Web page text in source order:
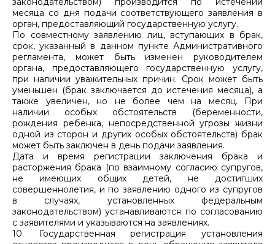
месяца со дня подачи соответствующего заявления в
орган, предоставляющий государственную услугу.
По совместному заявлению лиц, вступающих в брак,
срок, указанный в данном пункте Административного
регламента, может быть изменен руководителем
органа, предоставляющего государственную услугу,
при наличии уважительных причин. Срок может быть
уменьшен (брак заключается до истечения месяца), а
также увеличен, но не более чем на месяц. При
наличии особых обстоятельств (беременности,
рождения ребенка, непосредственной угрозы жизни
одной из сторон и других особых обстоятельств) брак
может быть заключен в день подачи заявления.
Дата и время регистрации заключения брака и
расторжения брака (по взаимному согласию супругов,
не имеющих общих детей, не достигших
совершеннолетия, и по заявлению одного из супругов
в случаях, установленных федеральным
законодательством) устанавливаются по согласованию
с заявителями и указываются на заявлениях.
10. Государственная регистрация установления